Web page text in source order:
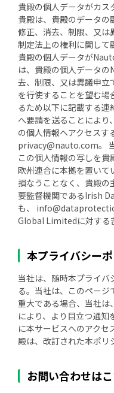
貴殿の個人データがカス
貴殿は、貴殿のデータの
修正、消去、制限、又は
制定法上の権利に関して
貴殿の個人データが
は、貴殿の個人データ
去、制限、又は異議申立
を行使することを望む
るため以下に記載する
へ要請を送ることによ
の個人情報へアクセスす
privacy@nauto.com。
この個人情報の写しを
欧州連合に本拠を置いて
損なうことなく、貴殿
要監督機関であるIrish
も、
Global Limitedに対する
本プライバシー
当社は、随時本プライバ
る。当社は、このペー
重大である場合、当社は
により、より目立つ通
に本サービスへのアク
殿は、改訂された本ポリ
お問い合わせは